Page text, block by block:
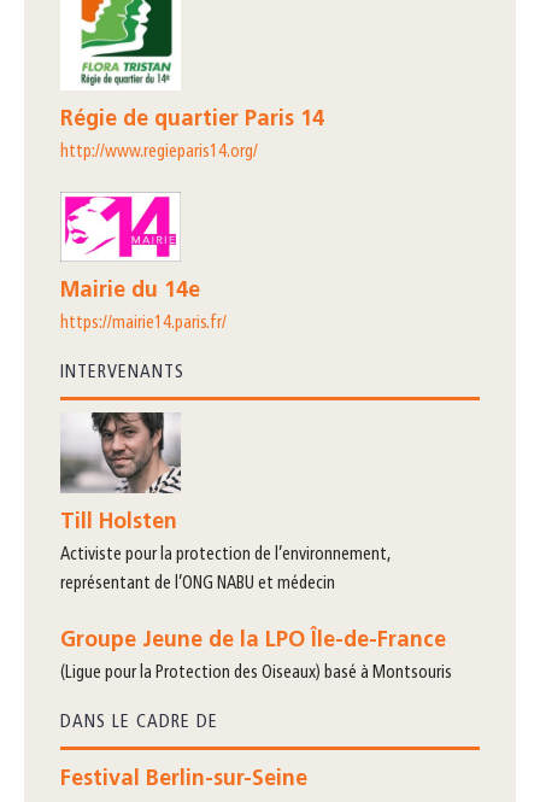
Régie de quartier Paris 14
http://www.regieparis14.org/
Mairie du 14e
https://mairie14.paris.fr/
INTERVENANTS
Till Holsten
activiste pour la protection de l’environnement,
représentant de l’ONG NABU et médecin
Groupe Jeune de la LPO Île-de-France
(Ligue pour la Protection des Oiseaux) basé à Montsouris
DANS LE CADRE DE
Festival Berlin-sur-Seine